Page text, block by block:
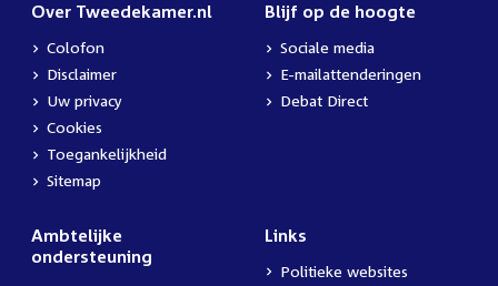
Over Tweedekamer.nl
Colofon
Disclaimer
Uw privacy
Cookies
Toegankelijkheid
Sitemap
Blijf op de hoogte
Sociale media
E-mailattenderingen
Debat Direct
Ambtelijke
ondersteuning
Links
Politieke websites